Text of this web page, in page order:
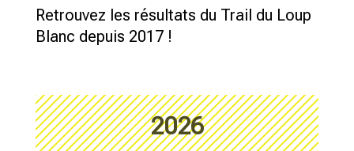
Retrouvez les résultats du Trail du Loup
Blanc depuis 2017 !
2026